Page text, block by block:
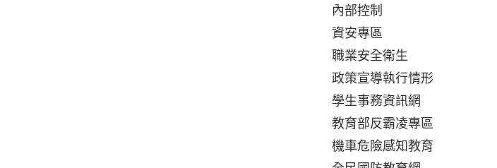
內部控制
資安專區
職業安全衛生
政策宣導執行情形
學生事務資訊網
教育部反霸凌專區
機車危險感知教育